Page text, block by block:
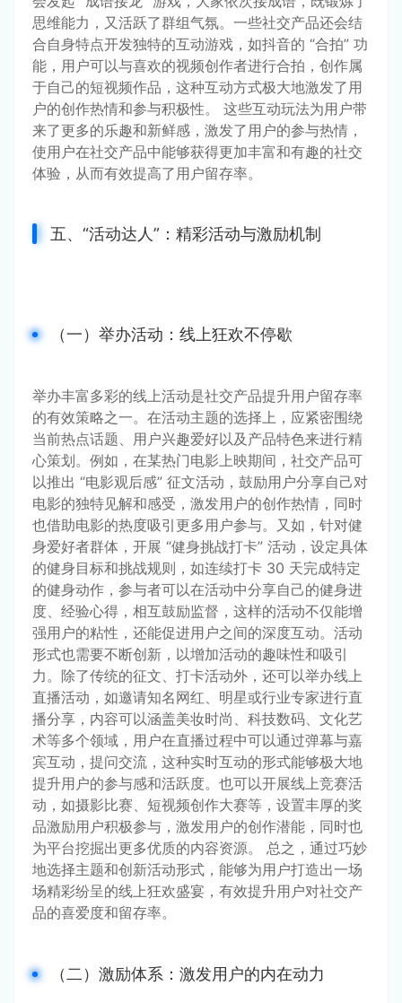
思维能力，又活跃了群组气氛。一些社交产品还会结
合自身特点开发独特的互动游戏，如抖音的 “合拍” 功
能，用户可以与喜欢的视频创作者进行合拍，创作属
于自己的短视频作品，这种互动方式极大地激发了用
户的创作热情和参与积极性。 这些互动玩法为用户带
来了更多的乐趣和新鲜感，激发了用户的参与热情，
使用户在社交产品中能够获得更加丰富和有趣的社交
体验，从而有效提高了用户留存率。
五、“活动达人”：精彩活动与激励机制
（一）举办活动：线上狂欢不停歇
举办丰富多彩的线上活动是社交产品提升用户留存率
的有效策略之一。在活动主题的选择上，应紧密围绕
当前热点话题、用户兴趣爱好以及产品特色来进行精
心策划。例如，在某热门电影上映期间，社交产品可
以推出 “电影观后感” 征文活动，鼓励用户分享自己对
电影的独特见解和感受，激发用户的创作热情，同时
也借助电影的热度吸引更多用户参与。又如，针对健
身爱好者群体，开展 “健身挑战打卡” 活动，设定具体
的健身目标和挑战规则，如连续打卡 30 天完成特定
的健身动作，参与者可以在活动中分享自己的健身进
度、经验心得，相互鼓励监督，这样的活动不仅能增
强用户的粘性，还能促进用户之间的深度互动。活动
形式也需要不断创新，以增加活动的趣味性和吸引
力。除了传统的征文、打卡活动外，还可以举办线上
直播活动，如邀请知名网红、明星或行业专家进行直
播分享，内容可以涵盖美妆时尚、科技数码、文化艺
术等多个领域，用户在直播过程中可以通过弹幕与嘉
宾互动，提问交流，这种实时互动的形式能够极大地
提升用户的参与感和活跃度。也可以开展线上竞赛活
动，如摄影比赛、短视频创作大赛等，设置丰厚的奖
品激励用户积极参与，激发用户的创作潜能，同时也
为平台挖掘出更多优质的内容资源。 总之，通过巧妙
地选择主题和创新活动形式，能够为用户打造出一场
场精彩纷呈的线上狂欢盛宴，有效提升用户对社交产
品的喜爱度和留存率。
（二）激励体系：激发用户的内在动力